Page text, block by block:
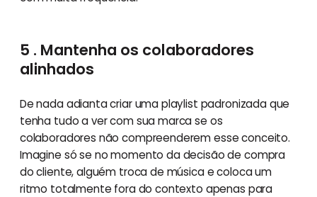
5 . Mantenha os colaboradores
alinhados
De nada adianta criar uma playlist padronizada que
tenha tudo a ver com sua marca se os
colaboradores não compreenderem esse conceito.
Imagine só se no momento da decisão de compra
do cliente, alguém troca de música e coloca um
ritmo totalmente fora do contexto apenas para